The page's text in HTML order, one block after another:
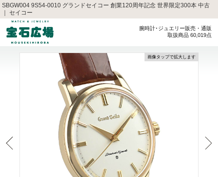
SBGW004 9S54-0010 グランドセイコー 創業120周年記念 世界限定300本 中古
｜ セイコー
腕時計･ジュエリー販売・通販
取扱商品 60,019点
画像タップで拡大します